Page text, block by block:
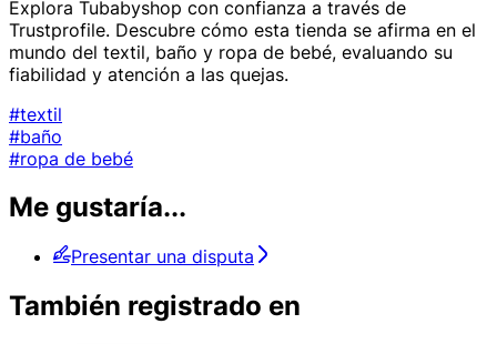
Explora Tubabyshop con confianza a través de
Trustprofile. Descubre cómo esta tienda se afirma en el
mundo del textil, baño y ropa de bebé, evaluando su
fiabilidad y atención a las quejas.
#textil
#baño
#ropa de bebé
Me gustaría...
Presentar una disputa
También registrado en